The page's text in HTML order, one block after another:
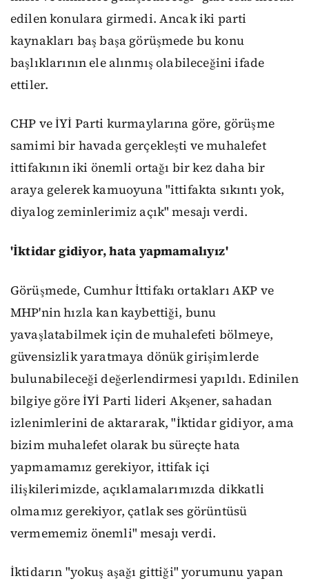
edilen konulara girmedi. Ancak iki parti
kaynakları baş başa görüşmede bu konu
başlıklarının ele alınmış olabileceğini ifade
ettiler.
CHP ve İYİ Parti kurmaylarına göre, görüşme
samimi bir havada gerçekleşti ve muhalefet
ittifakının iki önemli ortağı bir kez daha bir
araya gelerek kamuoyuna "ittifakta sıkıntı yok,
diyalog zeminlerimiz açık" mesajı verdi.
'İktidar gidiyor, hata yapmamalıyız'
Görüşmede, Cumhur İttifakı ortakları AKP ve
MHP'nin hızla kan kaybettiği, bunu
yavaşlatabilmek için de muhalefeti bölmeye,
güvensizlik yaratmaya dönük girişimlerde
bulunabileceği değerlendirmesi yapıldı. Edinilen
bilgiye göre İYİ Parti lideri Akşener, sahadan
izlenimlerini de aktararak, "İktidar gidiyor, ama
bizim muhalefet olarak bu süreçte hata
yapmamamız gerekiyor, ittifak içi
ilişkilerimizde, açıklamalarımızda dikkatli
olmamız gerekiyor, çatlak ses görüntüsü
vermememiz önemli" mesajı verdi.
İktidarın "yokuş aşağı gittiği" yorumunu yapan